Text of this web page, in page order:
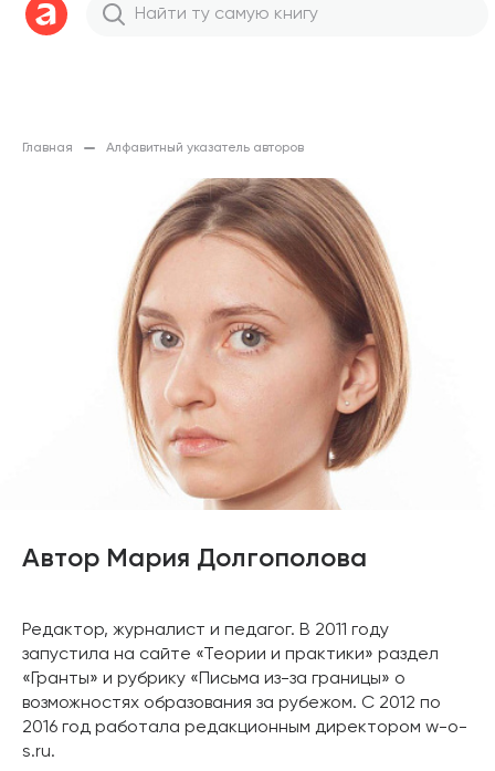
Главная Алфавитный указатель авторов
Автор Мария Долгополова
Редактор, журналист и педагог. В 2011 году
запустила на сайте «Теории и практики» раздел
«Гранты» и рубрику «Письма из-за границы» о
возможностях образования за рубежом. С 2012 по
2016 год работала редакционным директором w-o-
s.ru.